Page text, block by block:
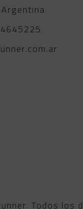
Todos los